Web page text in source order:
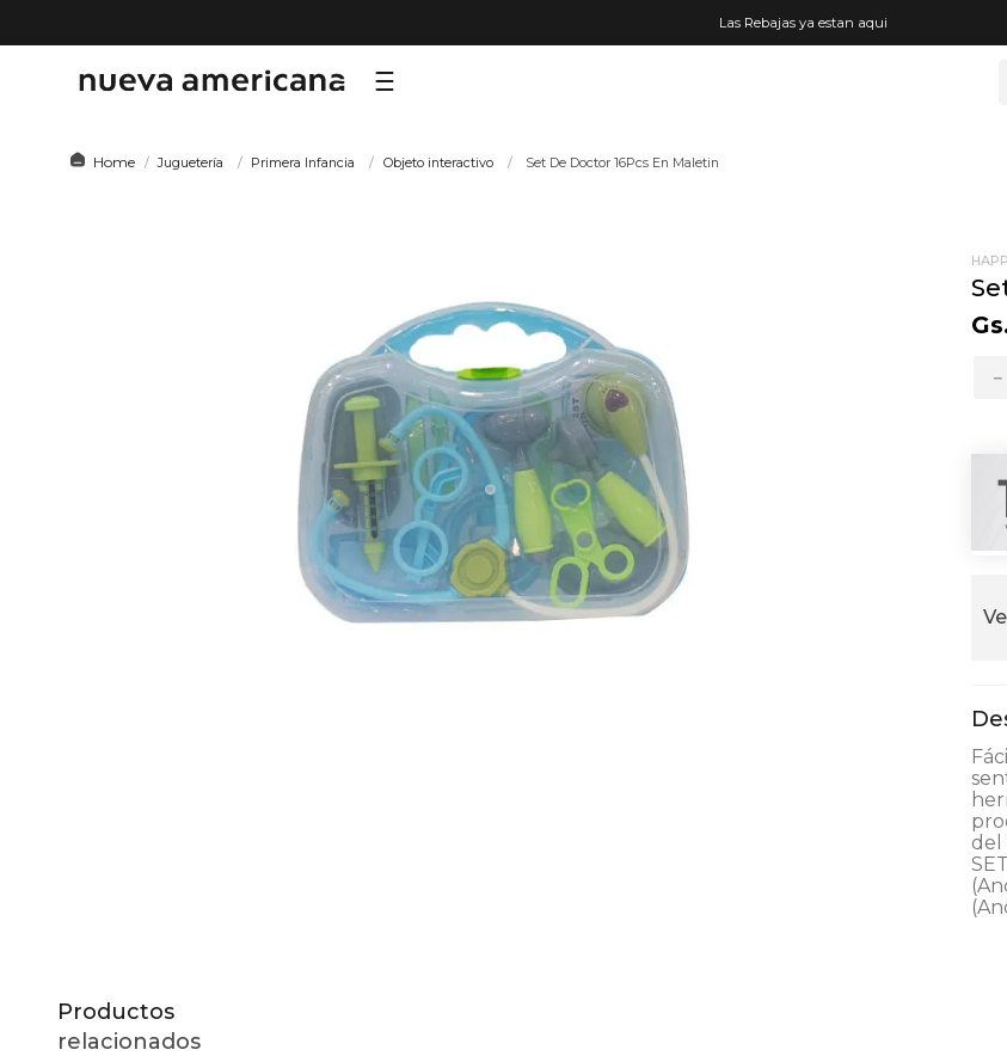
Las Rebajas ya estan aqui
4.
lego
cafetera
6.
hot wheels
.
organizador
8.
hydrate
almohada
10. toalla
Juguetería Primera Infancia Objeto interactivo Set De Doctor 16Pcs En Maletin
－
del
Productos
relacionados